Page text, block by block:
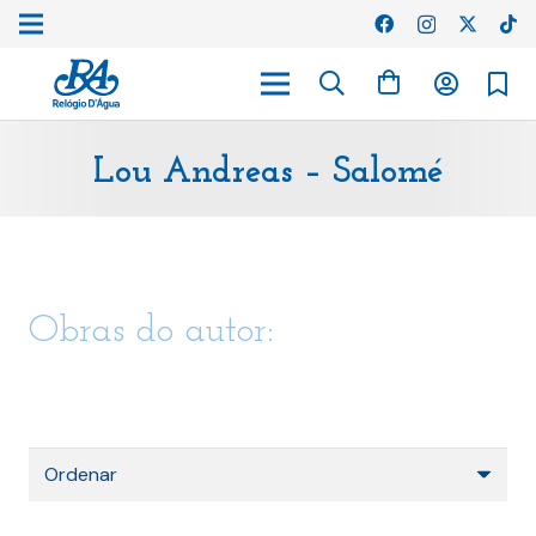
Lou Andreas – Salomé
Obras do autor: